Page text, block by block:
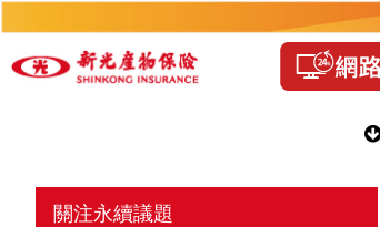
關注永續議題